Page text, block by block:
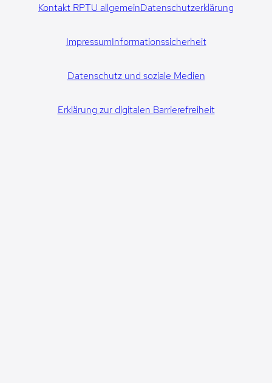
Kontakt RPTU allgemeinDatenschutzerklärung
ImpressumInformationssicherheit
Datenschutz und soziale Medien
Erklärung zur digitalen Barrierefreiheit